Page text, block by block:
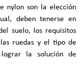
nylon son la elección
deben tenerse en
suelo, los requisitos
ruedas y el tipo de
la solución de